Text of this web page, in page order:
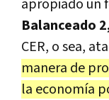
apropiado un
Balanceado
CER, o sea,
manera de
la economía